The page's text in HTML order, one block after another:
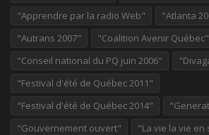
"Apprendre par la radio Web"
"Atlanta
"Autrans 2007"
"Coalition Avenir Québec"
"Conseil national du PQ juin 2006"
"Festival d'été de Québec 2011"
"Festival d'été de Québec 2014"
"Gouvernement ouvert"
"La vie la vie en